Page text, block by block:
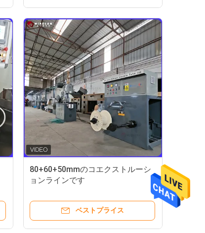
80+60+50mmのコエクストルーシ
ョンラインです
ベストプライス